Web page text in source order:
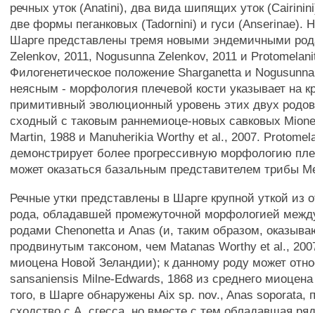
речных уток (Anatini), два вида шипящих уток
две формы пеганковых (Tadornini) и гуси (Anserinae).
Шарге представлены тремя новыми эндемичными
Zelenkov, 2011, Nogusunna Zelenkov, 2011 и
Филогенетическое положение Sharganetta и
неясным - морфология плечевой кости указывает на
примитивный эволюционный уровень этих двух
сходный с таковым раннемиоце-новых савковых
Martin, 1988 и Manuherikia Worthy et al., 2007.
демонстрирует более прогрессивную морфологию
может оказаться базальным представителем трибы
Речные утки представлены в Шарге крупной уткой из
рода, обладавшей промежуточной морфологией
родами Chenonetta и Anas (и, таким образом,
продвинутым таксоном, чем Matanas Worthy et al.,
миоцена Новой Зеландии); к данному роду может
sansaniensis Milne-Edwards, 1868 из среднего
того, в Шарге обнаружены Aix sp. nov., Anas soporata,